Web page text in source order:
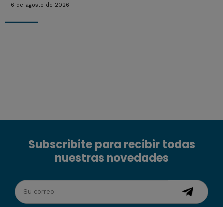
6 de agosto de 2026
Subscribite para recibir todas
nuestras novedades